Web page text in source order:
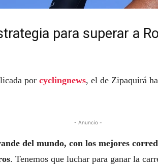
para superar a
por cyclingnews, el de Zipaquirá
- Anuncio -
del mundo, con los mejores
. Tenemos que luchar para ganar la